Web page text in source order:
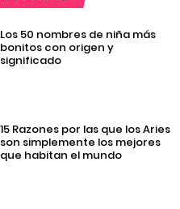
Los 50 nombres de niña más
bonitos con origen y
significado
15 Razones por las que los Aries
son simplemente los mejores
que habitan el mundo